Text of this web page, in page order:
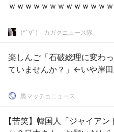
ｗｗｗｗｗｗｗｗｗｗｗｗ
(*ﾟ∀ﾟ)ゞカガクニュース隊
楽しんご「石破総理に変わ
ていませんか？」←いや岸
黒マッチョニュース
【苦笑】韓国人「ジャイアン